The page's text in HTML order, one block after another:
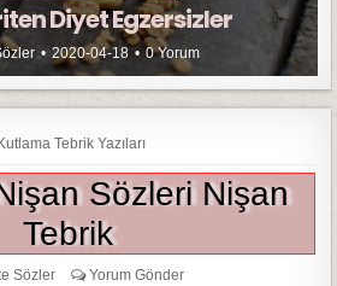
Diyet Egzersizler
2020-04-18 0 Yorum
Tebrik Yazıları
Sözleri Nişan
Tebrik
Sözler Yorum Gönder